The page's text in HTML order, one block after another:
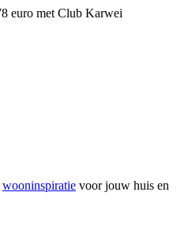
euro met Club Karwei
wooninspiratie voor jouw huis en